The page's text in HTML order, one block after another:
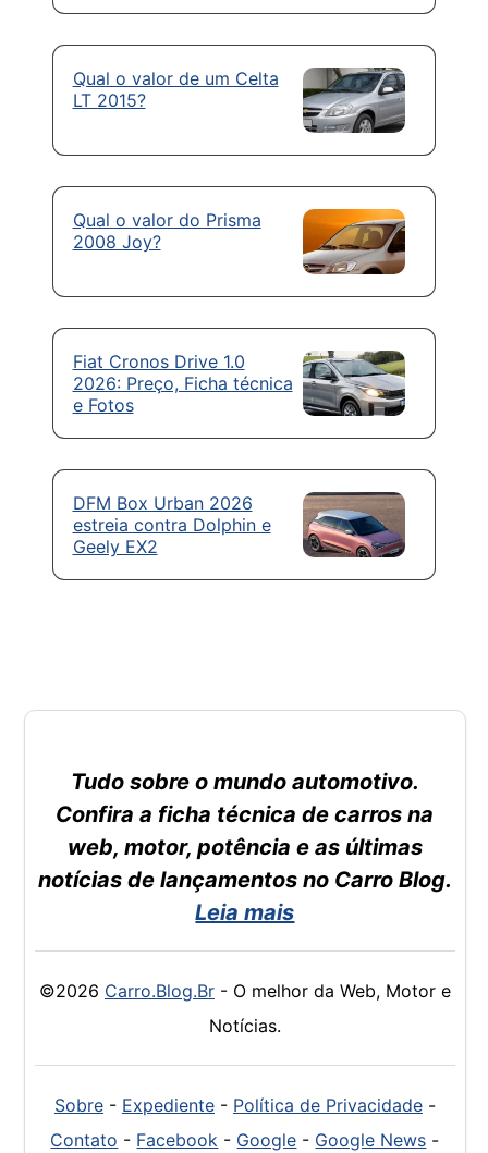
Qual o valor de um Celta
LT 2015?
Qual o valor do Prisma
2008 Joy?
Fiat Cronos Drive 1.0
2026: Preço, Ficha técnica
e Fotos
DFM Box Urban 2026
estreia contra Dolphin e
Geely EX2
Tudo sobre o mundo automotivo.
Confira a ficha técnica de carros na
web, motor, potência e as últimas
notícias de lançamentos no Carro Blog.
Leia mais
©2026 Carro.Blog.Br- O melhor da Web, Motor e
Notícias.
Sobre- Expediente- Política de Privacidade-
Contato - Facebook - Google - Google News -